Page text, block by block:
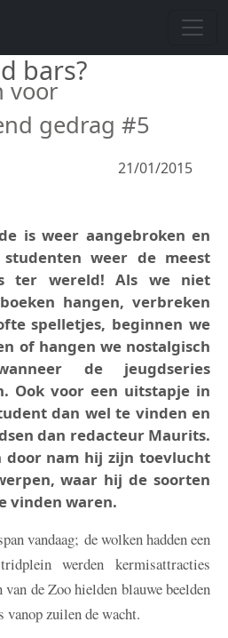
bars?
voor
gedrag #5
21/01/2015
is weer aangebroken en
weer de meest
ter wereld! Als we niet
hangen, verbreken
spelletjes, beginnen we
of hangen we nostalgisch
de jeugdseries
Ook voor een uitstapje in
dan wel te vinden en
dan redacteur Maurits.
door nam hij zijn toevlucht
waar hij de soorten
vinden waren.
vandaag; de wolken hadden een
werden kermisattracties
de Zoo hielden blauwe beelden
vanop zuilen de wacht.